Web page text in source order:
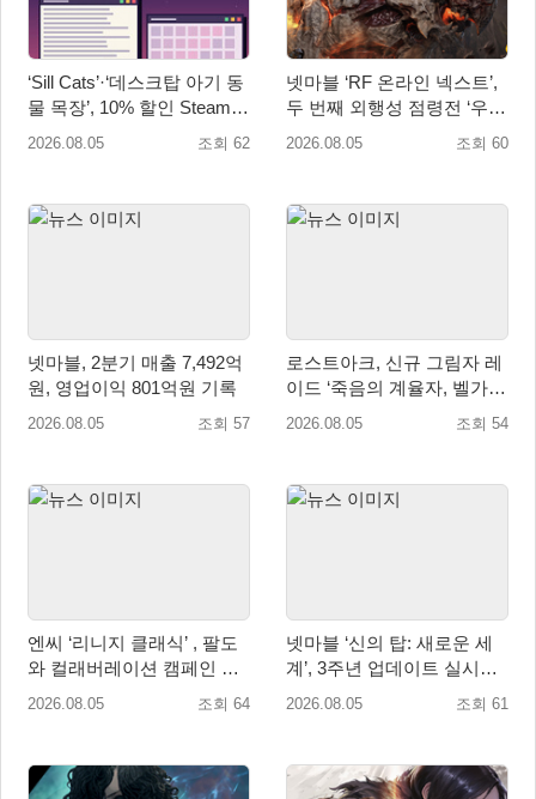
‘Sill Cats’·‘데스크탑 아기 동
물 목장’, 10% 할인 Steam
번들 판매
2026.08.05 조회 62
넷마블 ‘RF 온라인 넥스트’,
두 번째 외행성 점령전 ‘우샤
스 워존’ 등 업데이트 실시
2026.08.05 조회 60
넷마블, 2분기 매출 7,492억
원, 영업이익 801억원 기록
2026.08.05 조회 57
로스트아크, 신규 그림자 레
이드 ‘죽음의 계율자, 벨가르
딘’ 업데이트
2026.08.05 조회 54
엔씨 ‘리니지 클래식’ , 팔도
와 컬래버레이션 캠페인 진
행
2026.08.05 조회 64
넷마블 ‘신의 탑: 새로운 세
계’, 3주년 업데이트 실시…
신규 가주 ‘연 이랑’ 등장
2026.08.05 조회 61